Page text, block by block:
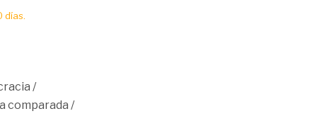
días.
/
comparada /